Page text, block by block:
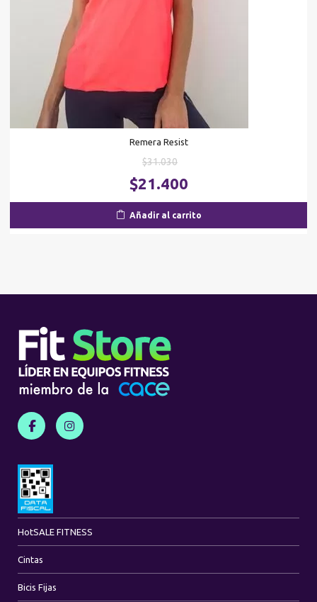
Remera Resist
$31.030El
precio
era:
$31.030.
$21.400
Añadir al carrito
HotSALE FITNESS
Cintas
Bicis Fijas